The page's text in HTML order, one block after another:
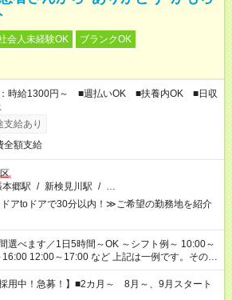
会人未経験OK
ブランクOK
：時給1300円～ ■週払いOK ■扶養内OK ■日収
支給あり
全額支給
本郷駅 / 新検見川駅 / …
アtoドアで30分以内！≫ご希望の勤務地を紹介
／1日5時間～OK ～シフト例～ 10:00～
～17:00 など 上記は一例です。その他
ークの場合当社と合わせて法
40時間を超えなければOKです。
採用中！急募！】■2カ月～ 8月～、9月スタート